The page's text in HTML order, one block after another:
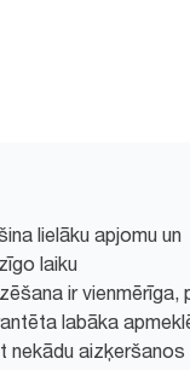
lielāku apjomu un
laiku
ir vienmērīga,
labāka
nekādu aizķeršanos